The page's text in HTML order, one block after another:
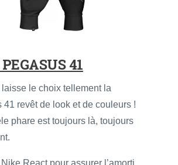
41
le choix tellement la
41 revêt de look et de couleurs !
phare est toujours là, toujours
React pour assurer l’amorti